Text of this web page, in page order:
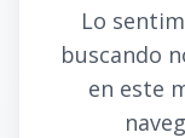
Lo
buscando
en este